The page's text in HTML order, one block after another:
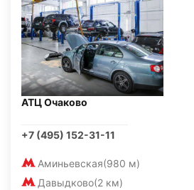
АТЦ Очаково
+7 (495) 152-31-11
Аминьевская(980 м)
Давыдково(2 км)